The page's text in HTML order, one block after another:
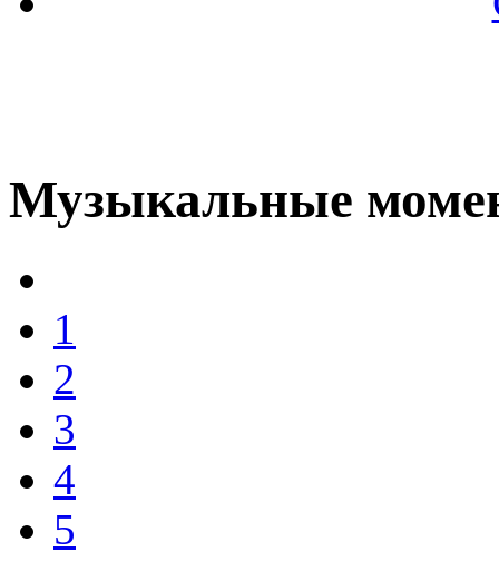
Музыкальные
1
2
3
4
5